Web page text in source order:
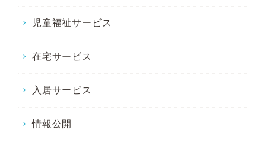
児童福祉サービス
在宅サービス
入居サービス
情報公開